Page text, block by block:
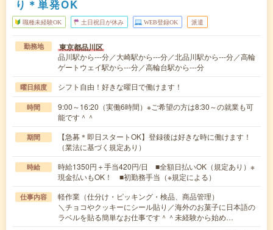
り＊単発OK
職種未経験OK 土日祝日が休み WEB登録OK 派遣
勤務地 東京都品川区
品川駅から---分／大崎駅から---分／北品川駅から---分／高輪
ゲートウェイ駅から---分／高輪台駅から---分
曜日頻度 シフト自由！好きな曜日で働けます！
時間
9:00～16:20（実働6時間）※ご希望の方は8:30～の就業も可
能です＾＾
期間
【急募＊即日スタートOK】登録後は好きな時に働けます！
（業法に基づく規定あり）
時給
時給1350円＋手当420円/日 ■全額日払いOK（規定あり）※
現金払いもOK！ ■初勤務手当（※規定による）
仕事内容
軽作業（仕分け・ピッキング・検品、商品管理）
＼チョコやクッキーにシール貼り／海外のお菓子に日本語の
ラベルを貼る簡単なお仕事です＾＾未経験から始め…